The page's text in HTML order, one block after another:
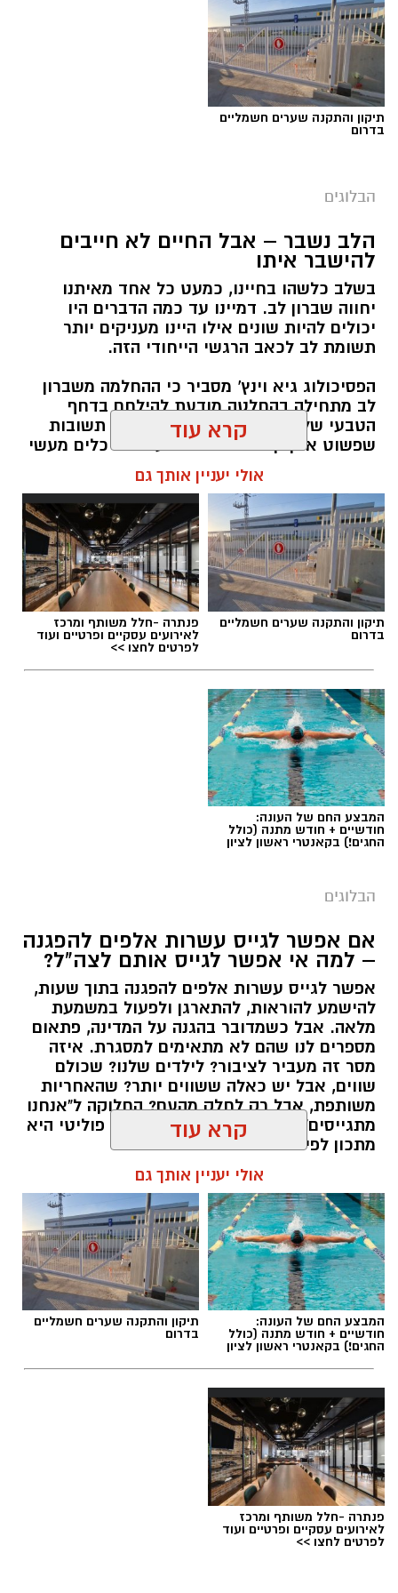
תיקון והתקנה שערים חשמליים
בדרום
הבלוגים
הלב נשבר – אבל החיים לא חייבים
להישבר איתו
בשלב כלשהו בחיינו, כמעט כל אחד מאיתנו
יחווה שברון לב. דמיינו עד כמה הדברים היו
יכולים להיות שונים אילו היינו מעניקים יותר
תשומת לב לכאב הרגשי הייחודי הזה.
הפסיכולוג גיא וינץ' מסביר כי ההחלמה משברון
לב מתחילה בהחלטה מודעת להילחם בדחף
הטבעי שלנו לייפות את העבר ולחפש תשובות
שפשוט אינן קיימות. הוא מציע ארגז כלים מעשי
שיעזור לנו, בהדרגה, להשתחרר מהכאב ולהמשיך
הלב שלנו אולי נשבר לפעמים, אבל אנחנו לא
חייבים להישבר יחד איתו.
מערכת האתר / 09:04 23.07.26
תגים:טד
יש לכם מידע חשוב שטרם נחשף? צילומים מאירוע
חדשותי? מצאתם טעות בכתבה? נשמח שתשתפו
אותנו
קרא עוד
אולי יעניין אותך גם
תיקון והתקנה שערים חשמליים
בדרום
פנתרה -חלל משותף ומרכז
לאירועים עסקיים ופרטיים ועוד
לפרטים לחצו >>
המבצע החם של העונה:
חודשיים + חודש מתנה (כולל
החגים!) בקאנטרי ראשון לציון
הבלוגים
אם אפשר לגייס עשרות אלפים להפגנה
– למה אי אפשר לגייס אותם לצה"ל?
אפשר לגייס עשרות אלפים להפגנה בתוך שעות,
להישמע להוראות, להתארגן ולפעול במשמעת
מלאה. אבל כשמדובר בהגנה על המדינה, פתאום
מספרים לנו שהם לא מתאימים למסגרת. איזה
מסר זה מעביר לציבור? לילדים שלנו? שכולם
שווים, אבל יש כאלה ששווים יותר? שהאחריות
משותפת, אבל רק לחלק מהעם? החלוקה ל"אנחנו
מתגייסים" ו"הם לא" היא לא רק ויכוח פוליטי היא
מתכון לפילוג שמפורר אותנו מבפנים.
תגים: הפגנות חרדיים גיוס לצה"ל
קרא עוד
אולי יעניין אותך גם
המבצע החם של העונה:
חודשיים + חודש מתנה (כולל
החגים!) בקאנטרי ראשון לציון
תיקון והתקנה שערים חשמליים
בדרום
פנתרה -חלל משותף ומרכז
לאירועים עסקיים ופרטיים ועוד
לפרטים לחצו >>